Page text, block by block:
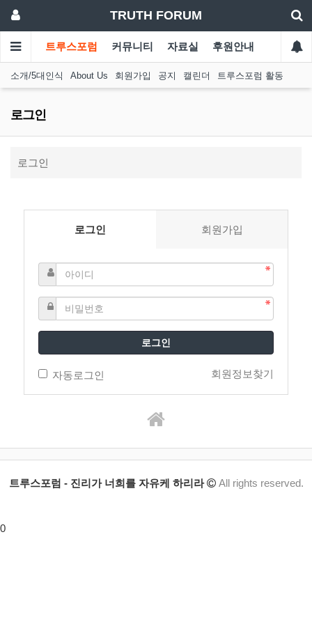
TRUTH FORUM
트루스포럼 커뮤니티 자료실 후원안내
소개/5대인식 About Us 회원가입 공지 캘린더 트루스포럼 활동
로그인
로그인
로그인 회원가입
로그인
자동로그인 회원정보찾기
트루스포럼 - 진리가 너희를 자유케 하리라 All rights reserved.
0